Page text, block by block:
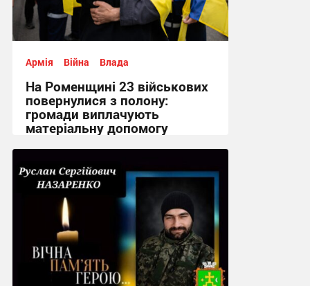
Армія Війна Влада
На Роменщині 23 військових
повернулися з полону:
громади виплачують
матеріальну допомогу
12:02 вчора